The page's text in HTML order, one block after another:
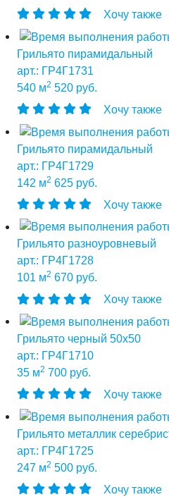
Хочу также
Грильято пирамидальный
арт.: ГР4Г1731
540 м2 520 руб.
Хочу также
Грильято пирамидальный
арт.: ГР4Г1729
142 м2 625 руб.
Хочу также
Грильято разноуровневый
арт.: ГР4Г1728
101 м2 670 руб.
Хочу также
Грильято черный 50х50
арт.: ГР4Г1710
35 м2 700 руб.
Хочу также
Грильято металлик
арт.: ГР4Г1725
247 м2 500 руб.
Хочу также